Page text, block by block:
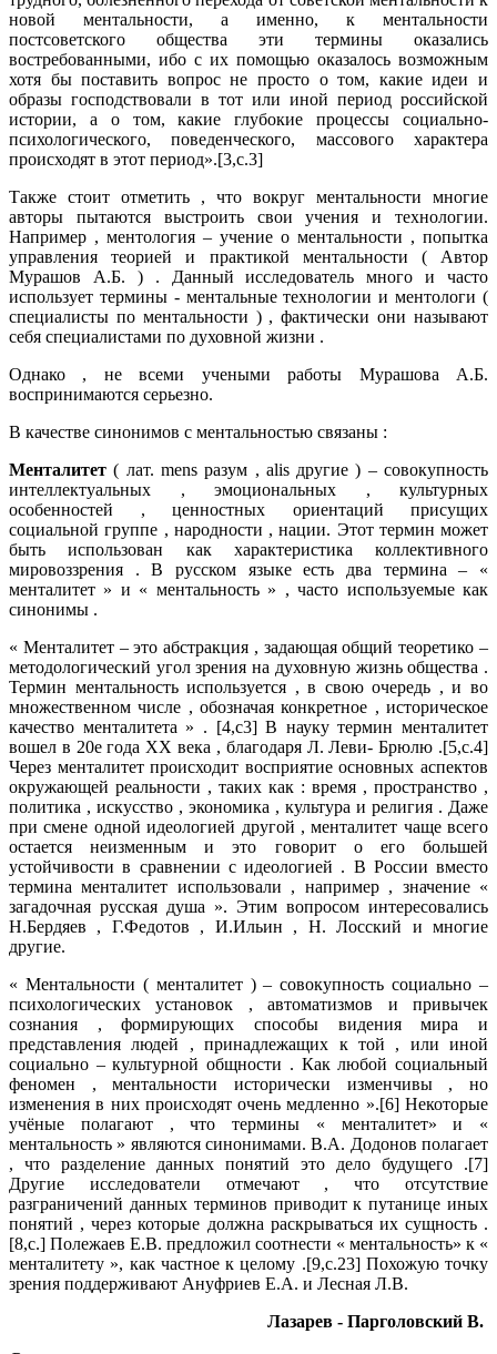
новой ментальности, а именно, к ментальности
постсоветского общества эти термины оказались
востребованными, ибо с их помощью оказалось возможным
хотя бы поставить вопрос не просто о том, какие идеи и
образы господствовали в тот или иной период российской
истории, а о том, какие глубокие процессы социально-
психологического, поведенческого, массового характера
происходят в этот период».[3,с.3]
Также стоит отметить , что вокруг ментальности многие
авторы пытаются выстроить свои учения и технологии.
Например , ментология – учение о ментальности , попытка
управления теорией и практикой ментальности ( Автор
Мурашов А.Б. ) . Данный исследователь много и часто
использует термины - ментальные технологии и ментологи (
специалисты по ментальности ) , фактически они называют
себя специалистами по духовной жизни .
Однако , не всеми учеными работы Мурашова А.Б.
воспринимаются серьезно.
В качестве синонимов с ментальностью связаны :
Менталитет ( лат. mens разум , alis другие ) – совокупность
интеллектуальных , эмоциональных , культурных
особенностей , ценностных ориентаций присущих
социальной группе , народности , нации. Этот термин может
быть использован как характеристика коллективного
мировоззрения . В русском языке есть два термина – «
менталитет » и « ментальность » , часто используемые как
синонимы .
« Менталитет – это абстракция , задающая общий теоретико –
методологический угол зрения на духовную жизнь общества .
Термин ментальность используется , в свою очередь , и во
множественном числе , обозначая конкретное , историческое
качество менталитета » . [4,c3] В науку термин менталитет
вошел в 20е года XX века , благодаря Л. Леви- Брюлю .[5,c.4]
Через менталитет происходит восприятие основных аспектов
окружающей реальности , таких как : время , пространство ,
политика , искусство , экономика , культура и религия . Даже
при смене одной идеологией другой , менталитет чаще всего
остается неизменным и это говорит о его большей
устойчивости в сравнении с идеологией . В России вместо
термина менталитет использовали , например , значение «
загадочная русская душа ». Этим вопросом интересовались
Н.Бердяев , Г.Федотов , И.Ильин , Н. Лосский и многие
другие.
« Ментальности ( менталитет ) – совокупность социально –
психологических установок , автоматизмов и привычек
сознания , формирующих способы видения мира и
представления людей , принадлежащих к той , или иной
социально – культурной общности . Как любой социальный
феномен , ментальности исторически изменчивы , но
изменения в них происходят очень медленно ».[6] Некоторые
учёные полагают , что термины « менталитет» и «
ментальность » являются синонимами. В.А. Додонов полагает
, что разделение данных понятий это дело будущего .[7]
Другие исследователи отмечают , что отсутствие
разграничений данных терминов приводит к путанице иных
понятий , через которые должна раскрываться их сущность .
[8,c.] Полежаев Е.В. предложил соотнести « ментальность» к «
менталитету », как частное к целому .[9,c.23] Похожую точку
зрения поддерживают Ануфриев Е.А. и Лесная Л.В.
Лазарев - Парголовский В.